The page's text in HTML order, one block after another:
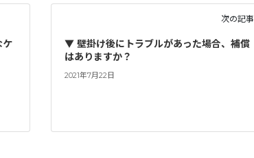
ケ
次の記事
▼ 壁掛け後にトラブルがあった場合、補償
はありますか？
2021年7月22日